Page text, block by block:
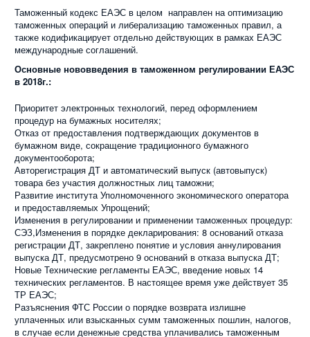
Таможенный кодекс ЕАЭС в целом направлен на оптимизацию
таможенных операций и либерализацию таможенных правил, а
также кодификацирует отдельно действующих в рамках ЕАЭС
международные соглашений.
Основные нововведения в таможенном регулировании ЕАЭС
в 2018г.:
Приоритет электронных технологий, перед оформлением
процедур на бумажных носителях;
Отказ от предоставления подтверждающих документов в
бумажном виде, сокращение традиционного бумажного
документооборота;
Авторегистрация ДТ и автоматический выпуск (автовыпуск)
товара без участия должностных лиц таможни;
Развитие института Уполномоченного экономического оператора
и предоставляемых Упрощений;
Изменения в регулировании и применении таможенных процедур:
СЭЗ,Изменения в порядке декларирования: 8 оснований отказа
регистрации ДТ, закреплено понятие и условия аннулирования
выпуска ДТ, предусмотрено 9 оснований в отказа выпуска ДТ;
Новые Технические регламенты ЕАЭС, введение новых 14
технических регламентов. В настоящее время уже действует 35
ТР ЕАЭС;
Разъяснения ФТС России о порядке возврата излишне
уплаченных или взысканных сумм таможенных пошлин, налогов,
в случае если денежные средства уплачивались таможенным